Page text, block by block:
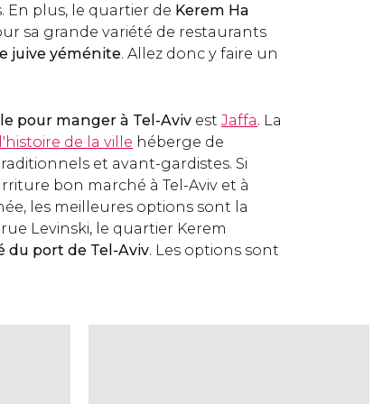
En plus, le quartier de Kerem Ha
sa grande variété de restaurants
juive yéménite. Allez donc y faire un
pour manger à Tel-Aviv est Jaffa. La
l'histoire de la ville héberge de
et avant-gardistes. Si
bon marché à Tel-Aviv et à
les meilleures options sont la
rue Levinski, le quartier Kerem
du port de Tel-Aviv. Les options sont